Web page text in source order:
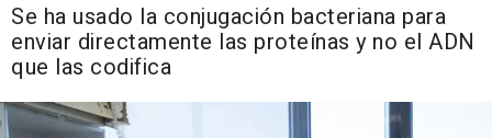
Se ha usado la conjugación bacteriana para
enviar directamente las proteínas y no el ADN
que las codifica